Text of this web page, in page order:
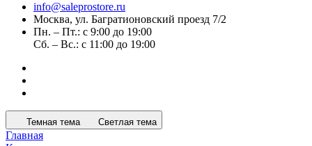
info@saleprostore.ru
Москва, ул. Багратионовский проезд 7/2
Пн. – Пт.: с 9:00 до 19:00
Сб. – Вс.: с 11:00 до 19:00
Темная тема Светлая тема
Главная